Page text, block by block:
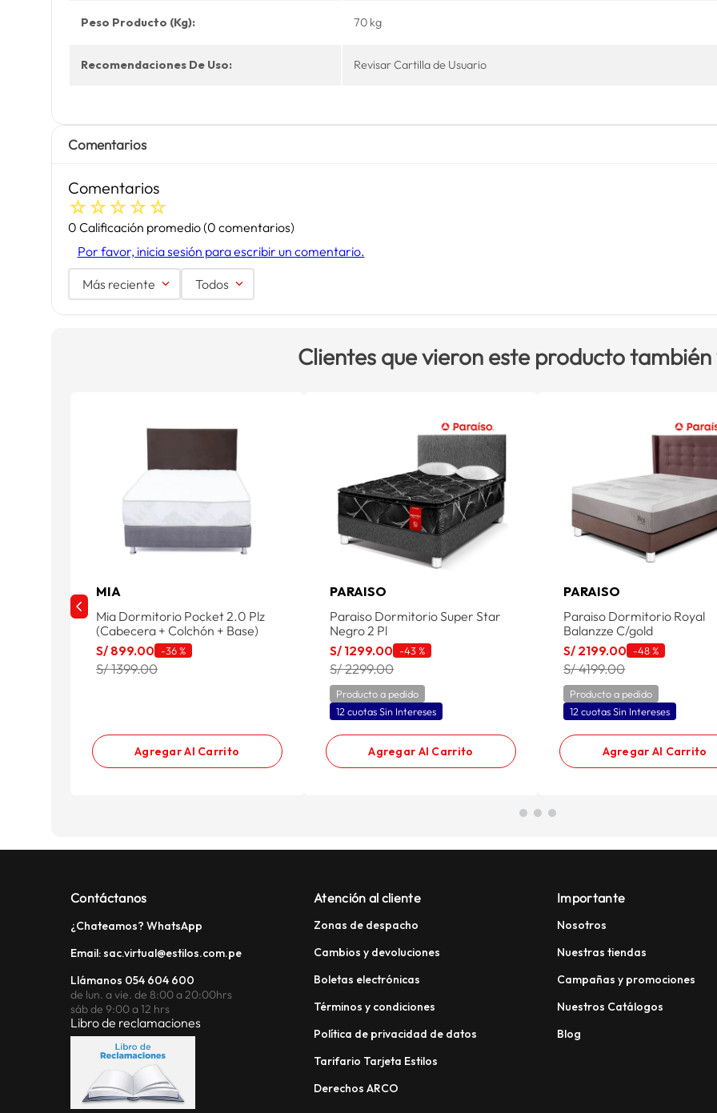
Peso Producto (Kg): 70 kg
Recomendaciones De Uso: Revisar Cartilla de Usuario
Comentarios
Comentarios
☆☆☆☆☆
0 Calificación promedio(0 comentarios)
Por favor, inicia sesión para escribir un comentario.
Más reciente Todos
Clientes que vieron este producto
MIA
Mia Dormitorio Pocket 2.0 Plz
(Cabecera + Colchón + Base)
S/ 899.00 -36 %
S/ 1399.00
Agregar Al Carrito
PARAISO
Paraiso Dormitorio Super Star
Negro 2 Pl
S/ 1299.00 -43 %
S/ 2299.00
Producto a pedido
12 cuotas Sin Intereses
Agregar Al Carrito
PARAISO
Paraiso Dormitorio Royal
Balanzze C/gold
S/ 2199.00 -48 %
S/ 4199.00
Producto a pedido
12 cuotas Sin Intereses
Agregar Al Carrito
Contáctanos
¿Chateamos? WhatsApp
Email: sac.virtual@estilos.com.pe
Llámanos 054 604 600
de lun. a vie. de 8:00 a 20:00hrs
sáb de 9:00 a 12 hrs
Libro de reclamaciones
Atención al cliente
Zonas de despacho
Cambios y devoluciones
Boletas electrónicas
Términos y condiciones
Política de privacidad de datos
Tarifario Tarjeta Estilos
Derechos ARCO
Importante
Nosotros
Nuestras tiendas
Campañas y promociones
Nuestros Catálogos
Blog